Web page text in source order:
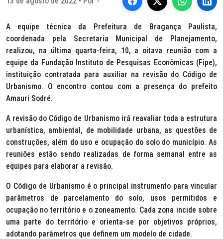
A equipe técnica da Prefeitura de Bragança Paulista,
coordenada pela Secretaria Municipal de Planejamento,
realizou, na última quarta-feira, 10, a oitava reunião com a
equipe da Fundação Instituto de Pesquisas Econômicas (Fipe),
instituição contratada para auxiliar na revisão do Código de
Urbanismo. O encontro contou com a presença do prefeito
Amauri Sodré.
A revisão do Código de Urbanismo irá reavaliar toda a estrutura
urbanística, ambiental, de mobilidade urbana, as questões de
construções, além do uso e ocupação do solo do município. As
reuniões estão sendo realizadas de forma semanal entre as
equipes para elaborar a revisão.
O Código de Urbanismo é o principal instrumento para vincular
parâmetros de parcelamento do solo, usos permitidos e
ocupação no território e o zoneamento. Cada zona incide sobre
uma parte do território e orienta-se por objetivos próprios,
adotando parâmetros que definem um modelo de cidade.